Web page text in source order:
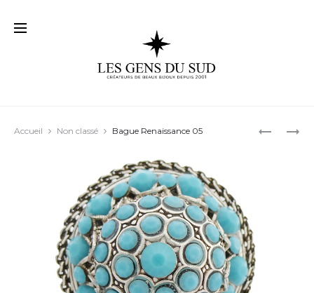
BAGUE
BAGUE
Accueil Non classé Bague Renaissance 05